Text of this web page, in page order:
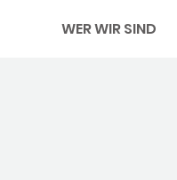
WER WIR SIND